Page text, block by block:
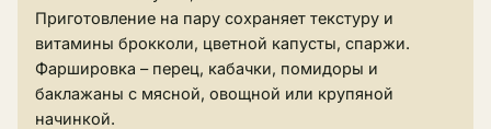
Приготовление на пару сохраняет текстуру и
витамины брокколи, цветной капусты, спаржи.
Фаршировка – перец, кабачки, помидоры и
баклажаны с мясной, овощной или крупяной
начинкой.